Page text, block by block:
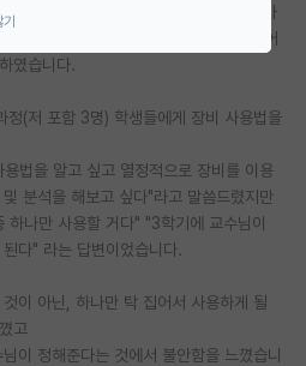
우리 연구실은 ~~~장비, ~~장비 등, 고가
들에 비해 여건이 좋다는 말에 설득되어
였습니다.
정(저 포함 3명) 학생들에게 장비 사용법을
법을 알고 싶고 열정적으로 장비를 이용
분석을 해보고 싶다"라고 말씀드렸지만
나만 사용할 거다" "3학기에 교수님이
다" 라는 답변이었습니다.
이 아닌, 하나만 탁 집어서 사용하게 될
고
이 정해준다는 것에서 불안함을 느꼈습니